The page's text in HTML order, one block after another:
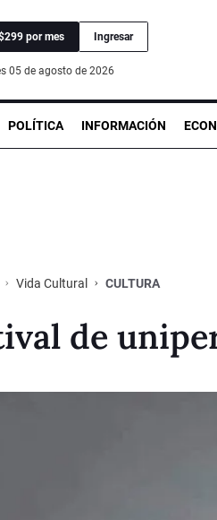
por mes Ingresar
05 de agosto de 2026
POLÍTICA INFORMACIÓN
Vida Cultural CULTURA
de